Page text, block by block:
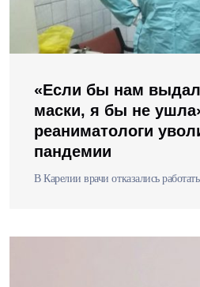
«Если бы нам
маски, я бы не
реаниматологи
пандемии
В Карелии врачи отказались